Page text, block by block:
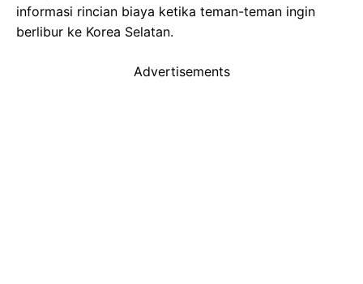
informasi rincian biaya ketika teman-teman ingin
berlibur ke Korea Selatan.
Advertisements